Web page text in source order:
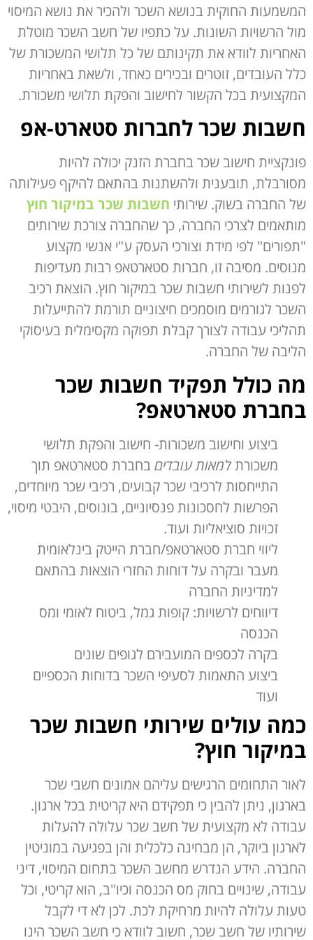
המשמעות החוקית בנושא השכר ולהכיר את נושא המיסוי
מול הרשויות השונות. על כתפיו של חשב השכר מוטלת
האחריות לוודא את תקינותם של כל תלושי המשכורת של
כלל העובדים, זוטרים ובכירים כאחד, ולשאת באחריות
המקצועית בכל הקשור לחישוב והפקת תלושי משכורת.
חשבות שכר לחברות סטארט-אפ
פונקציית חישוב שכר בחברת הזנק יכולה להיות
מסורבלת, תובענית ולהשתנות בהתאם להיקף פעילותה
של החברה בשוק. שירותי חשבות שכר במיקור חוץ
מותאמים לצרכי החברה, כך שהחברה צורכת שירותים
"תפורים" לפי מידת וצורכי העסק ע"י אנשי מקצוע
מנוסים. מסיבה זו, חברות סטארטאפ רבות מעדיפות
לפנות לשירותי חשבות שכר במיקור חוץ. הוצאת רכיב
השכר לגורמים מוסמכים חיצוניים תורמת להתייעלות
תהליכי עבודה לצורך קבלת תפוקה מקסימלית בעיסוקי
הליבה של החברה.
מה כולל תפקיד חשבות שכר
בחברת סטארטאפ?
ביצוע וחישוב משכורות- חישוב והפקת תלושי
משכורתלמאות עובדיםבחברת סטארטאפ תוך
התייחסות לרכיבי שכר קבועים, רכיבי שכר מיוחדים,
הפרשות לחסכונות פנסיוניים, בונוסים, היבטי מיסוי,
זכויות סוציאליות ועוד.
ליווי חברת סטארטאפ/חברת הייטק בינלאומית
מעבר ובקרה על דוחות החזרי הוצאות בהתאם
למדיניות החברה
דיווחים לרשויות: קופות גמל, ביטוח לאומי ומס
הכנסה
בקרה לכספים המועבירם לגופים שונים
ביצוע התאמות לסעיפי השכר בדוחות הכספיים
ועוד
כמה עולים שירותי חשבות שכר
במיקור חוץ?
לאור התחומים הרגישים עליהם אמונים חשבי שכר
בארגון, ניתן להבין כי תפקידם היא קריטית בכל ארגון.
עבודה לא מקצועית של חשב שכר עלולה להעלות
לארגון ביוקר, הן מבחינה כלכלית והן בפגיעה במוניטין
החברה. הידע הנדרש מחשב השכר בתחום המיסוי, דיני
עבודה, שינויים בחוק מס הכנסה וכיו"ב, הוא קריטי, וכל
טעות עלולה להיות מרחיקת לכת. לכן לא די לקבל
שירותיו של חשב שכר, חשוב לוודא כי חשב השכר הינו